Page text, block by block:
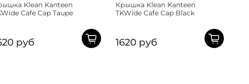
Klean Kanteen
Cafe Cap Taupe
руб
Крышка Klean Kanteen
TKWide Cafe Cap Black
1620 руб